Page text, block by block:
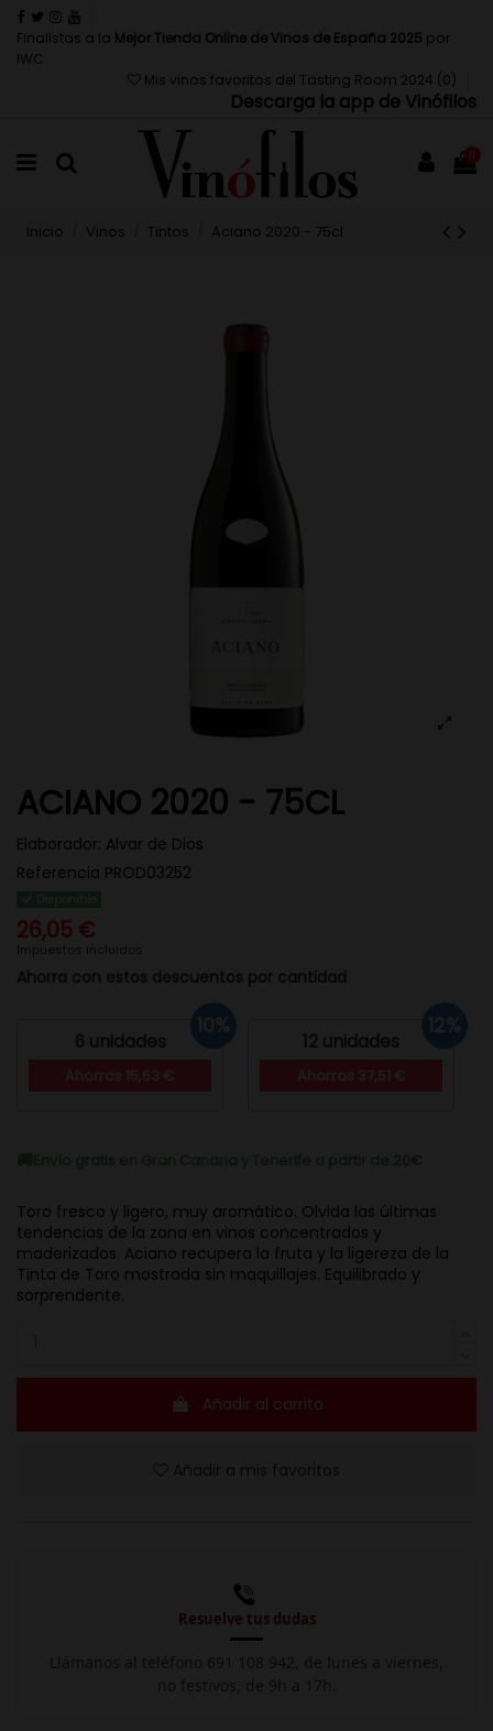
Finalistas a la Mejor Tienda Online de Vinos de España 2025 por
IWC
Mis vinos favoritos del Tasting Room 2024 (0 )
Descarga la app de Vinófilos
0
Inicio Vinos Tintos Aciano 2020 - 75cl
ACIANO 2020 - 75CL
Elaborador: Alvar de Dios
Referencia PROD03252
26,05 €
Impuestos incluidos
Ahorra con estos descuentos por cantidad
6 unidades
10%
12 unidades
12%
Toro fresco y ligero, muy aromático. Olvida las últimas
tendencias de la zona en vinos concentrados y
maderizados. Aciano recupera la fruta y la ligereza de la
Tinta de Toro mostrada sin maquillajes. Equilibrado y
sorprendente.
Añadir al carrito
Resuelve tus dudas